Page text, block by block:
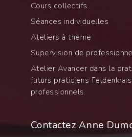
Cours collectifs
Séances individuelles
Ateliers à thème
Supervision de
Atelier Avancer dans la
futurs praticiens
professionnels.
Contactez Anne